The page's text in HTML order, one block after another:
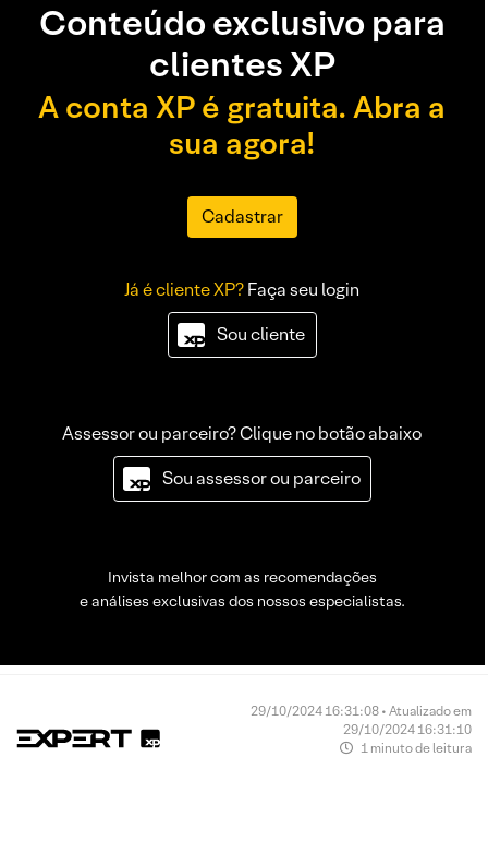
Conteúdo exclusivo para
clientes XP
A conta XP é gratuita. Abra a
sua agora!
Cadastrar
Já é cliente XP?Faça seu login
Sou cliente
Assessor ou parceiro? Clique no botão abaixo
Sou assessor ou parceiro
Invista melhor com as recomendações
e análises exclusivas dos nossos especialistas.
29/10/2024 16:31:08 • Atualizado em
29/10/2024 16:31:10
1 minuto de leitura